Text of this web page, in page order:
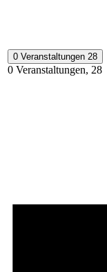
0 Veranstaltungen 28
0 Veranstaltungen, 28